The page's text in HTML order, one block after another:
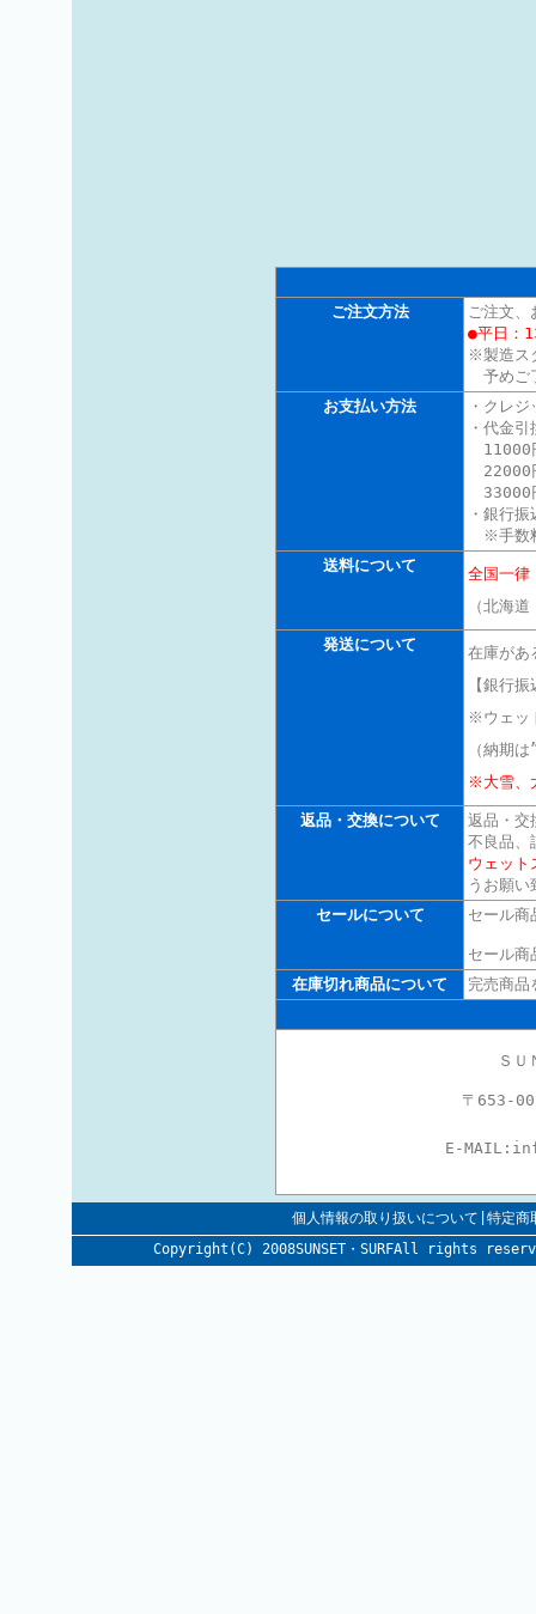
ご注文方法
ご注文、
●平日：
※製造ス
予めご
お支払い方法
・クレ
・代金
11000
22000
33000
・銀行振
※手数
送料について
全国一
（北海
発送について
在庫があ
【銀行
※ウェッ
（納期
※大雪、
返品・交換について
返品・交
不良品、
ウェット
うお願
セールについて
セール商
セール商
在庫切れ商品について
完売商品
Ｓ
〒653-
E-MAIL:
個人情報の取り扱いについて|特定商
Copyright(C) 2008SUNSET・SURFAll rights